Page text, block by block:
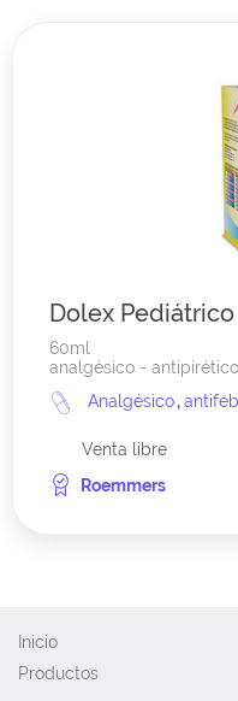
Dolex Pediátrico
60ml
analgésico - antipirético
Analgésico,
Venta libre
Roemmers
Inicio
Productos